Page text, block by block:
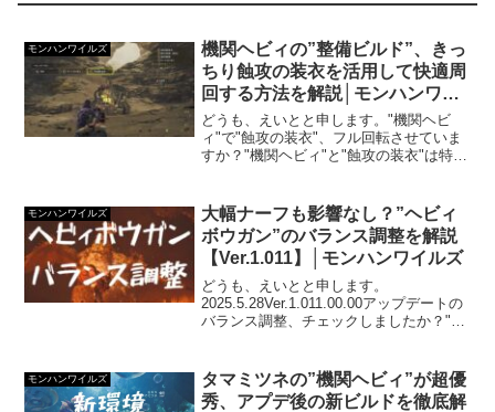
モンハンワイルズ
機関ヘビィの”整備ビルド”、きっ
ちり蝕攻の装衣を活用して快適周
回する方法を解説│モンハンワイ
ルズ
どうも、えいとと申します。"機関ヘビ
ィ"で"蝕攻の装衣"、フル回転させていま
すか？"機関ヘビィ"と"蝕攻の装衣"は特に
っかかり、周回運用が難しい…そんな問
題が出てくる...
モンハンワイルズ
大幅ナーフも影響なし？”ヘビィ
ボウガン”のバランス調整を解説
【Ver.1.011】│モンハンワイルズ
どうも、えいとと申します。
2025.5.28Ver.1.011.00.00アップデートの
バランス調整、チェックしましたか？"ヘ
潰されたばかりですが連続できますね…
ただ...
モンハンワイルズ
タマミツネの”機関ヘビィ”が超優
秀、アプデ後の新ビルドを徹底解